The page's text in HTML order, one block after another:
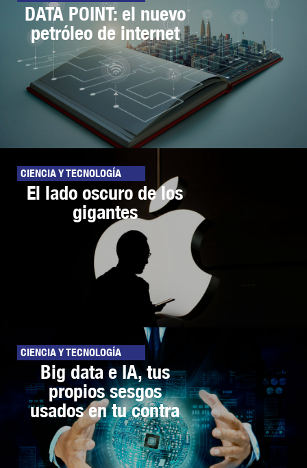
DATA POINT: el nuevo
petróleo de internet
CIENCIA Y TECNOLOGÍA
El lado oscuro de los
gigantes
CIENCIA Y TECNOLOGÍA
Big data e IA, tus
propios sesgos
usados en tu contra